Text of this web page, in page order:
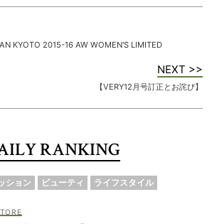
KYOTO 2015-16 AW WOMEN'S LIMITED
NEXT >>
【VERY12月号訂正とお詫び】
RANKING
ション ビューティ ライフスタイル